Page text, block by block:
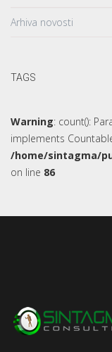
Arhiva novosti
TAGS
Warning: count():
implements
/home/sintagma/
on line 86